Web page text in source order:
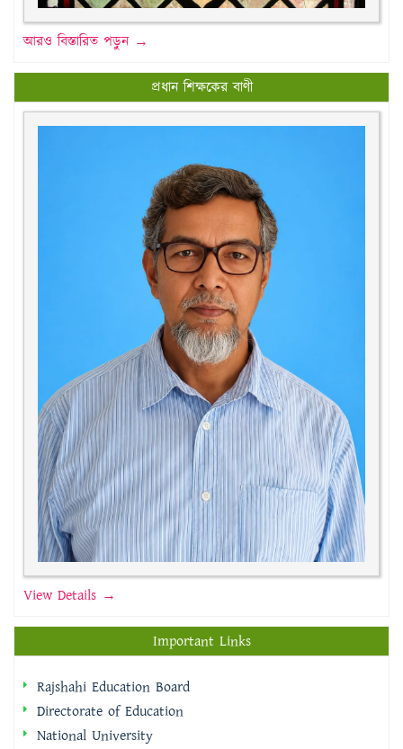
আরও বিস্তারিত পড়ুন →
প্রধান শিক্ষকের বাণী
View Details →
Important Links
Rajshahi Education Board
Directorate of Education
National University